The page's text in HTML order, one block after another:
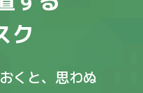
ク
くと、思わぬ